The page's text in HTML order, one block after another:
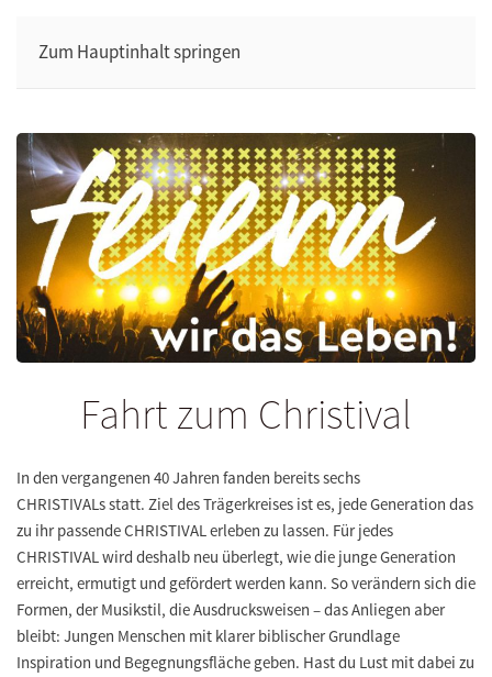
Zum Hauptinhalt springen
Fahrt zum Christival
In den vergangenen 40 Jahren fanden bereits sechs
CHRISTIVALs statt. Ziel des Trägerkreises ist es, jede Generation das
zu ihr passende CHRISTIVAL erleben zu lassen. Für jedes
CHRISTIVAL wird deshalb neu überlegt, wie die junge Generation
erreicht, ermutigt und gefördert werden kann. So verändern sich die
Formen, der Musikstil, die Ausdrucksweisen – das Anliegen aber
bleibt: Jungen Menschen mit klarer biblischer Grundlage
Inspiration und Begegnungsfläche geben. Hast du Lust mit dabei zu